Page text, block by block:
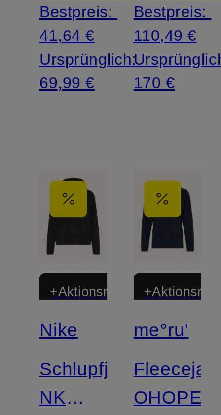
Bestpreis:
41,64 €
Ursprünglich:
69,99 €
Bestpreis:
110,49 €
170 €
+Aktionsrabatt
Nike
Schlupfjacke
NK
me°ru'
OHOPE